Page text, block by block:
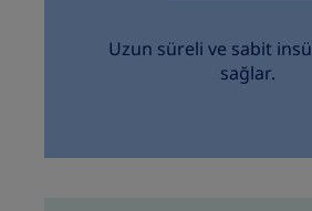
Uzun süreli ve sabit
sağlar.